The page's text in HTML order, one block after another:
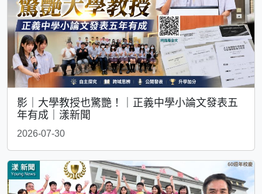
影｜大學教授也驚艷！｜正義中學小論文發表五
年有成｜漾新聞
2026-07-30